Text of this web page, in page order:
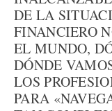
DE LA
FINANCIERO
EL MUNDO,
DÓNDE
LOS
PARA